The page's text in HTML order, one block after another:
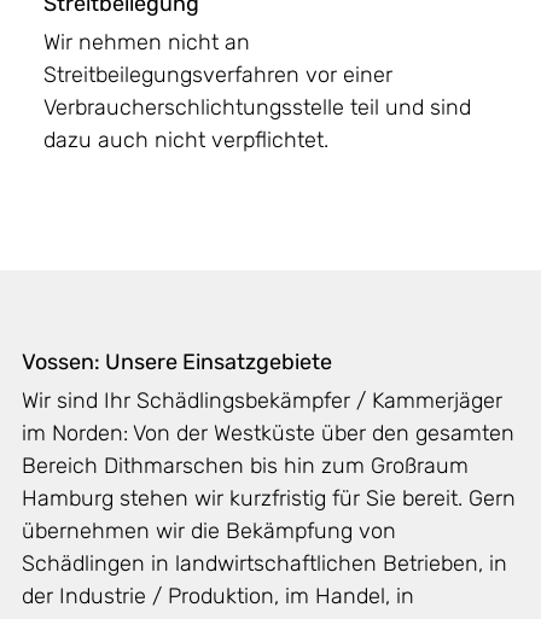
Wir nehmen nicht an
Streitbeilegungsverfahren vor einer
Verbraucherschlichtungsstelle teil und sind
dazu auch nicht verpflichtet.
Vossen: Unsere Einsatzgebiete
Wir sind Ihr Schädlingsbekämpfer / Kammerjäger
im Norden: Von der Westküste über den gesamten
Bereich Dithmarschen bis hin zum Großraum
Hamburg stehen wir kurzfristig für Sie bereit. Gern
übernehmen wir die Bekämpfung von
Schädlingen in landwirtschaftlichen Betrieben, in
der Industrie / Produktion, im Handel, in